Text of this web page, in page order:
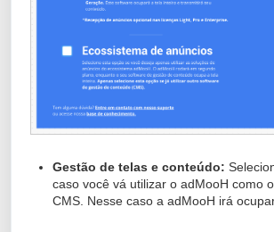
Gestão de telas e conteúdo:
caso você vá utilizar o adMooH como
CMS. Nesse caso a adMooH irá